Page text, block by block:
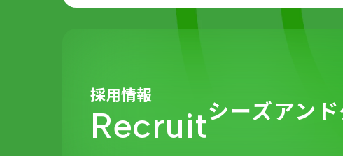
採用情報
Recruitシーズアン